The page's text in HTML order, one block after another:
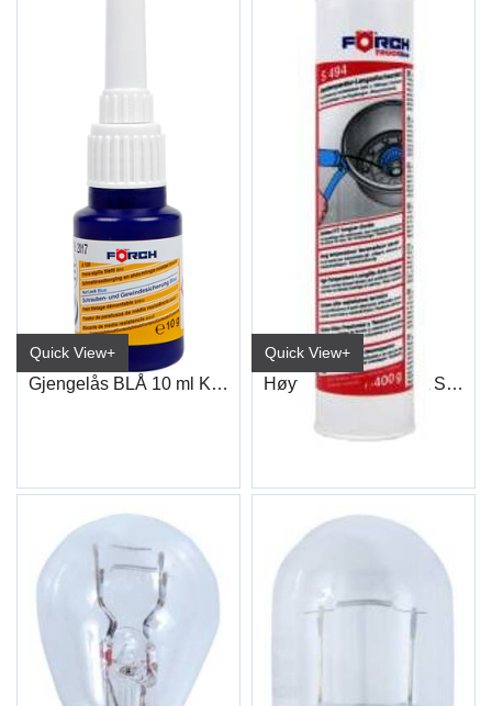
Quick View+
Gjengelås BLÅ 10 ml K120 (SAS243)
Quick View+
Høytemp Langtidsfett S494 400gr